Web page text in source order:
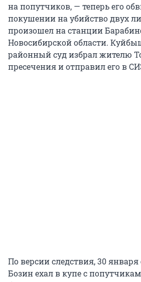
на попутчиков, — теперь его
покушении на убийство двух
произошел на станции
Новосибирской области.
районный суд избрал жителю
пресечения и отправил его в
По версии следствия, 30
Бозин ехал в купе с